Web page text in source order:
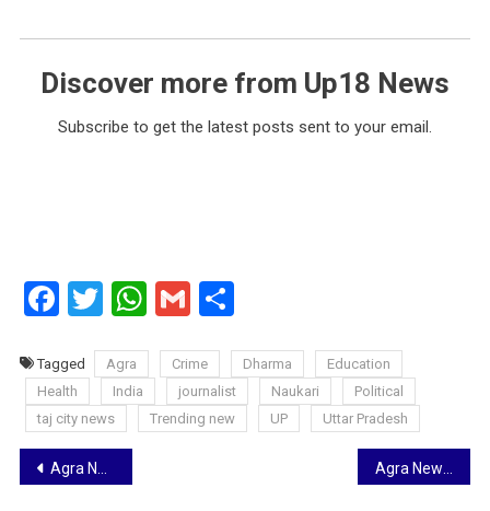
Discover more from Up18 News
Subscribe to get the latest posts sent to your email.
Facebook
Twitter
WhatsApp
GmailShare
Tagged Agra Crime Dharma
Education
Health
India journalist Naukari
Political
taj city news
Trending new UP Uttar Pradesh
Post
Agra News: लाइटर को पिस्टल बताकर फाइनेंस कर्मी को लूटा, भीड़ ने दबोचा एक लुटेरा Agra News: सदर बाजार में ताज कार्निवाल शुरू, मंडलायुक्त बोलीं- निजी क्षेत्र भी वर्ष पर्यन्त कार्यक्रम करें